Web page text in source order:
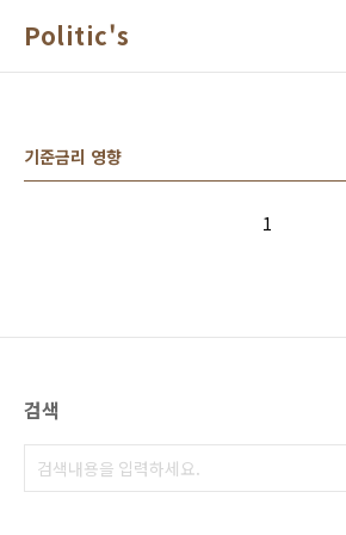
Politic's
기준금리 영향
1
검색